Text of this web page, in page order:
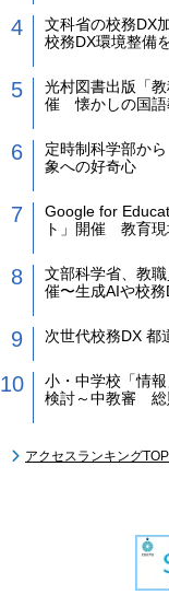
文科省の校務DX
校務DX環境整備
光村図書出版「
催 懐かしの国語
定時制科学部か
象への好奇心
Google for
ト」開催 教育現
文部科学省、教
催〜生成AIや校
次世代校務DX 都
小・中学校「情
検討～中教審 総
アクセスランキング